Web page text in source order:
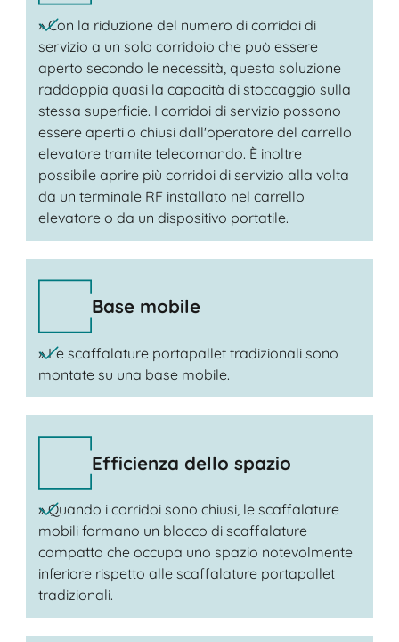
» Con la riduzione del numero di corridoi di
servizio a un solo corridoio che può essere
aperto secondo le necessità, questa soluzione
raddoppia quasi la capacità di stoccaggio sulla
stessa superficie. I corridoi di servizio possono
essere aperti o chiusi dall'operatore del carrello
elevatore tramite telecomando. È inoltre
possibile aprire più corridoi di servizio alla volta
da un terminale RF installato nel carrello
elevatore o da un dispositivo portatile.
Base mobile
» Le scaffalature portapallet tradizionali sono
montate su una base mobile.
Efficienza dello spazio
» Quando i corridoi sono chiusi, le scaffalature
mobili formano un blocco di scaffalature
compatto che occupa uno spazio notevolmente
inferiore rispetto alle scaffalature portapallet
tradizionali.